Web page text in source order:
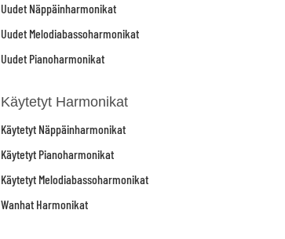
Uudet Näppäinharmonikat
Uudet Melodiabassoharmonikat
Uudet Pianoharmonikat
Käytetyt Harmonikat
Käytetyt Näppäinharmonikat
Käytetyt Pianoharmonikat
Käytetyt Melodiabassoharmonikat
Wanhat Harmonikat